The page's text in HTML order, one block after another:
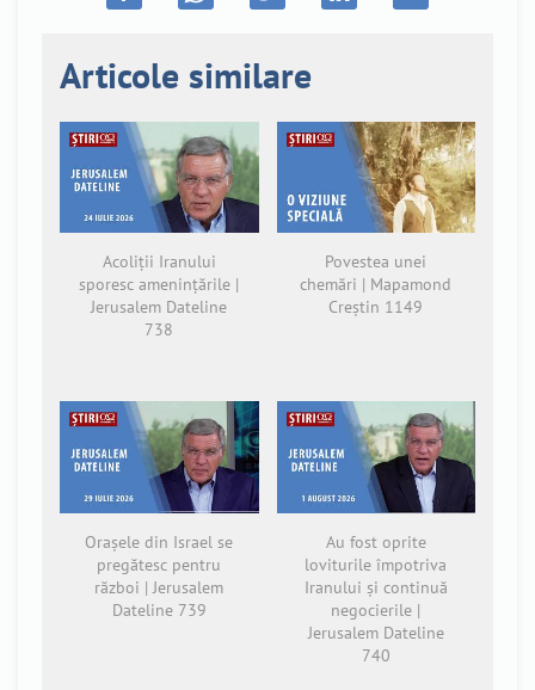
Articole similare
Acoliții Iranului
sporesc amenințările |
Jerusalem Dateline
738
Povestea unei
chemări | Mapamond
Creștin 1149
Orașele din Israel se
pregătesc pentru
război | Jerusalem
Dateline 739
Au fost oprite
loviturile împotriva
Iranului și continuă
negocierile |
Jerusalem Dateline
740